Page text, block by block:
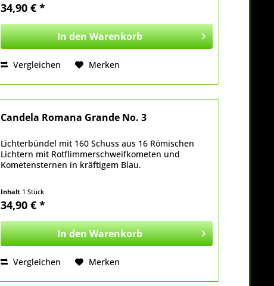
34,90 € *
In denWarenkorb
Vergleichen Merken
Candela Romana Grande No. 3
Lichterbündel mit 160 Schuss aus 16 Römischen
Lichtern mit Rotflimmerschweifkometen und
Kometensternen in kräftigem Blau.
Inhalt 1 Stück
34,90 € *
In denWarenkorb
Vergleichen Merken